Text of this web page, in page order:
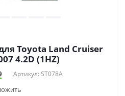
Toyota Land Cruiser
4.2D (1HZ)
Артикул: ST078A